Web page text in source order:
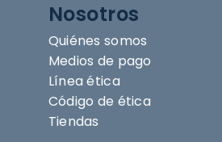
Nosotros
Quiénes somos
Medios de pago
Línea ética
Código de ética
Tiendas